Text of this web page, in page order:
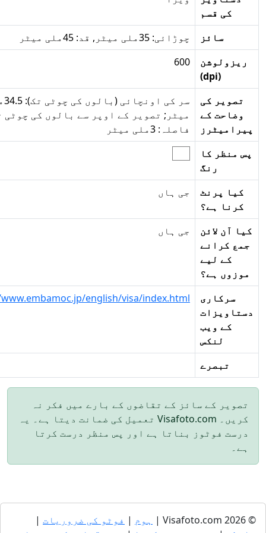
چوڑائی: 35ملی میٹر, قد: 45ملی میٹر
600
کی
کے
سر کی اونچائی (بالوں کی چوٹی تک): 34.5ملی
میٹر; تصویر کے اوپر سے بالوں کی چوٹی تک
فاصلہ: 3ملی میٹر
کا
پرنٹ
ہے؟
جی ہاں
لائن
کرانے
ہے؟
جی ہاں
http://www.embamoc.jp/english/visa/index.html
کے سائز کے تقاضوں کے بارے میں فکر نہ
کریں۔ Visafoto.com تعمیل کی ضمانت دیتا ہے۔ یہ
فوٹوز بناتا ہے اور پس منظر درست کرتا
ہوم|فوٹو کی ضروریات |